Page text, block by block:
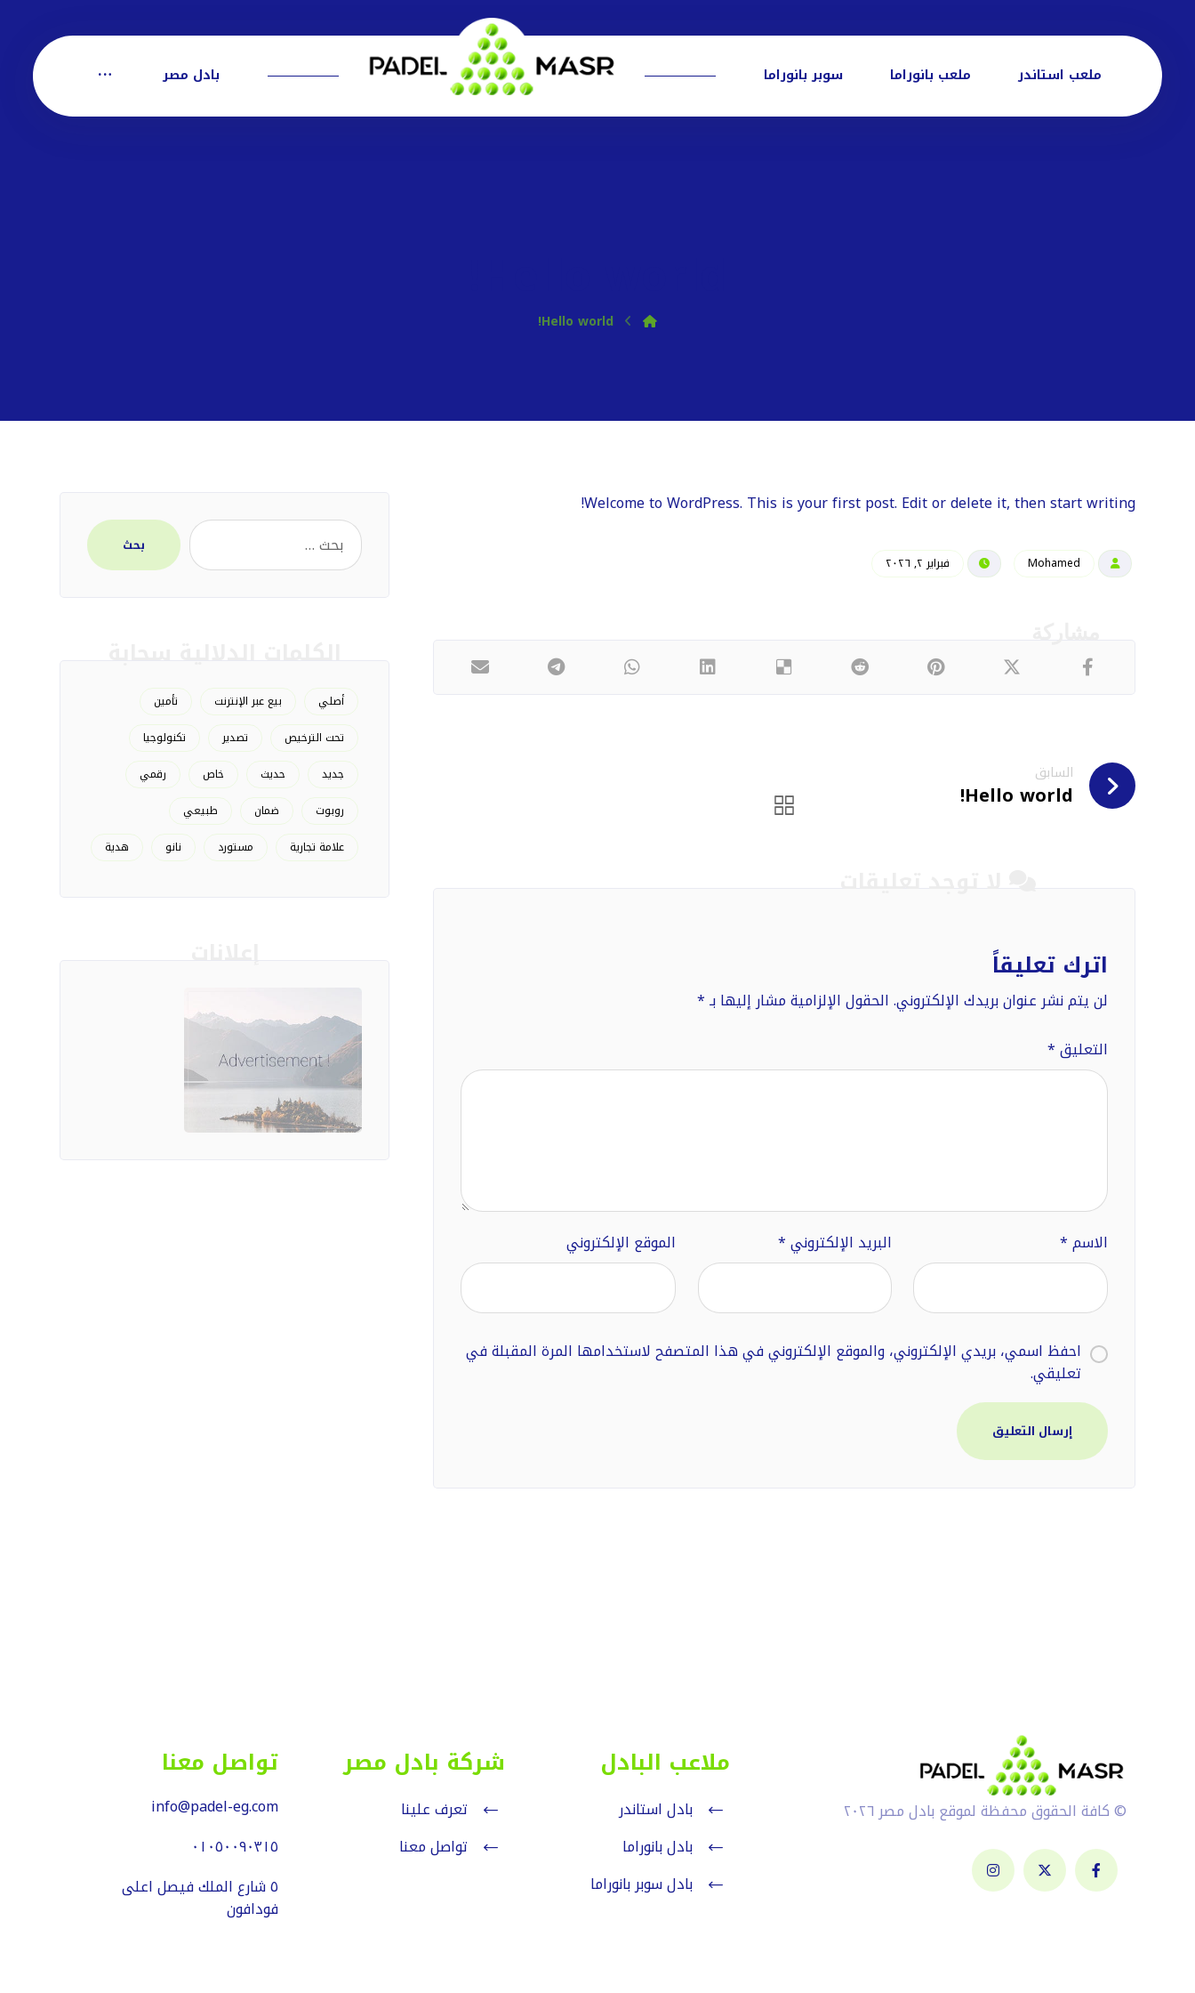
بادل مصر ملعب استاندر ملعب بانوراما سوبر بانوراما
Hello world!
Welcome to WordPress. This is your first post. Edit or delete it, then start writing!
Mohamed فبراير ٢, ٢٠٢٦
السابق
Hello world!
اترك تعليقاً
لن يتم نشر عنوان بريدك الإلكتروني.الحقول الإلزامية مشار إليها بـ*
التعليق*
الاسم* البريد الإلكتروني* الموقع الإلكتروني
احفظ اسمي، بريدي الإلكتروني، والموقع الإلكتروني في هذا المتصفح لاستخدامها المرة المقبلة في
تعليقي.
إرسال التعليق
بحث
أصلي بيع عبر الإنترنت
تأمين
تحت الترخيص
تصدير
تكنولوجيا
جديد
حديث خاص
رقمي
روبوت
ضمان
طبيعي
علامة تجارية
مستورد نانو هدية
© كافة الحقوق محفظة لموقع بادل مصر ٢٠٢٦
ملاعب البادل
بادل استاندر
بادل بانوراما
بادل سوبر بانوراما
شركة بادل مصر
تعرف علينا
تواصل معنا
تواصل معنا
info@padel-eg.com
٠١٠٥٠٠٩٠٣١٥
٥ شارع الملك فيصل اعلى
فودافون